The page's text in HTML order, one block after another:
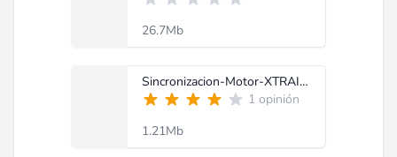
26.7Mb
Sincronizacion-Motor-XTRAIL.pdf
1 opinión
1.21Mb